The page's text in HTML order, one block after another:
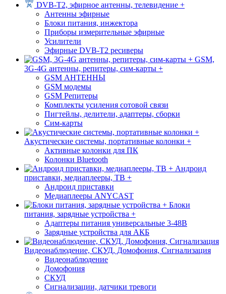
DVB-T2, эфирное антенны, телевидение +
Антенны эфирные
Блоки питания, инжектора
Приборы измерительные эфирные
Усилители
Эфирные DVB-T2 ресиверы
GSM,
3G-4G антенны, репитеры, сим-карты +
GSM АНТЕННЫ
GSM модемы
GSM Репитеры
Комплекты усиления сотовой связи
Пигтейлы, делители, адаптеры, сборки
Сим-карты
Акустические системы, портативные колонки +
Активные колонки для ПК
Колонки Bluetooth
Андроид
приставки, медиаплееры, ТВ +
Андроид приставки
Медиаплееры ANYCAST
Блоки
питания, зарядные устройства +
Адаптеры питания универсальные 3-48В
Зарядные устройства для АКБ
Видеонаблюдение, СКУД, Домофония, Сигнализация
Видеонаблюдение
Домофония
СКУД
Сигнализации, датчики тревоги